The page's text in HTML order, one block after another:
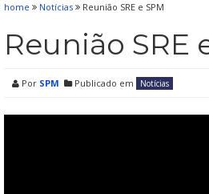
home Notícias Reunião SRE e SPM
Reunião SRE
Por SPM Publicado em Notícias